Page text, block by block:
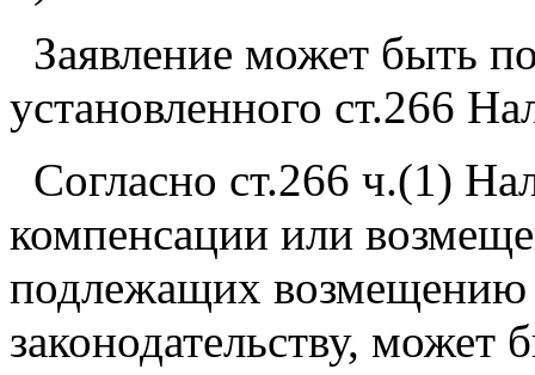
Заявление может быть
установленного ст.266
Согласно ст.266 ч.(1)
компенсации или
подлежащих возмещению
законодательству, может